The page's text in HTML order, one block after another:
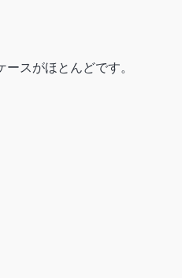
スがほとんどです。